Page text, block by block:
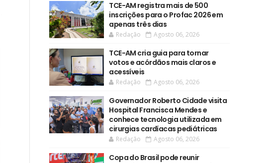
TCE-AM registra mais de 500
inscrições para o Profac 2026 em
apenas três dias
Redação Agosto 06, 2026
TCE-AM cria guia para tornar
votos e acórdãos mais claros e
acessíveis
Redação Agosto 06, 2026
Governador Roberto Cidade visita
Hospital Francisca Mendes e
conhece tecnologia utilizada em
cirurgias cardíacas pediátricas
Redação Agosto 06, 2026
Copa do Brasil pode reunir